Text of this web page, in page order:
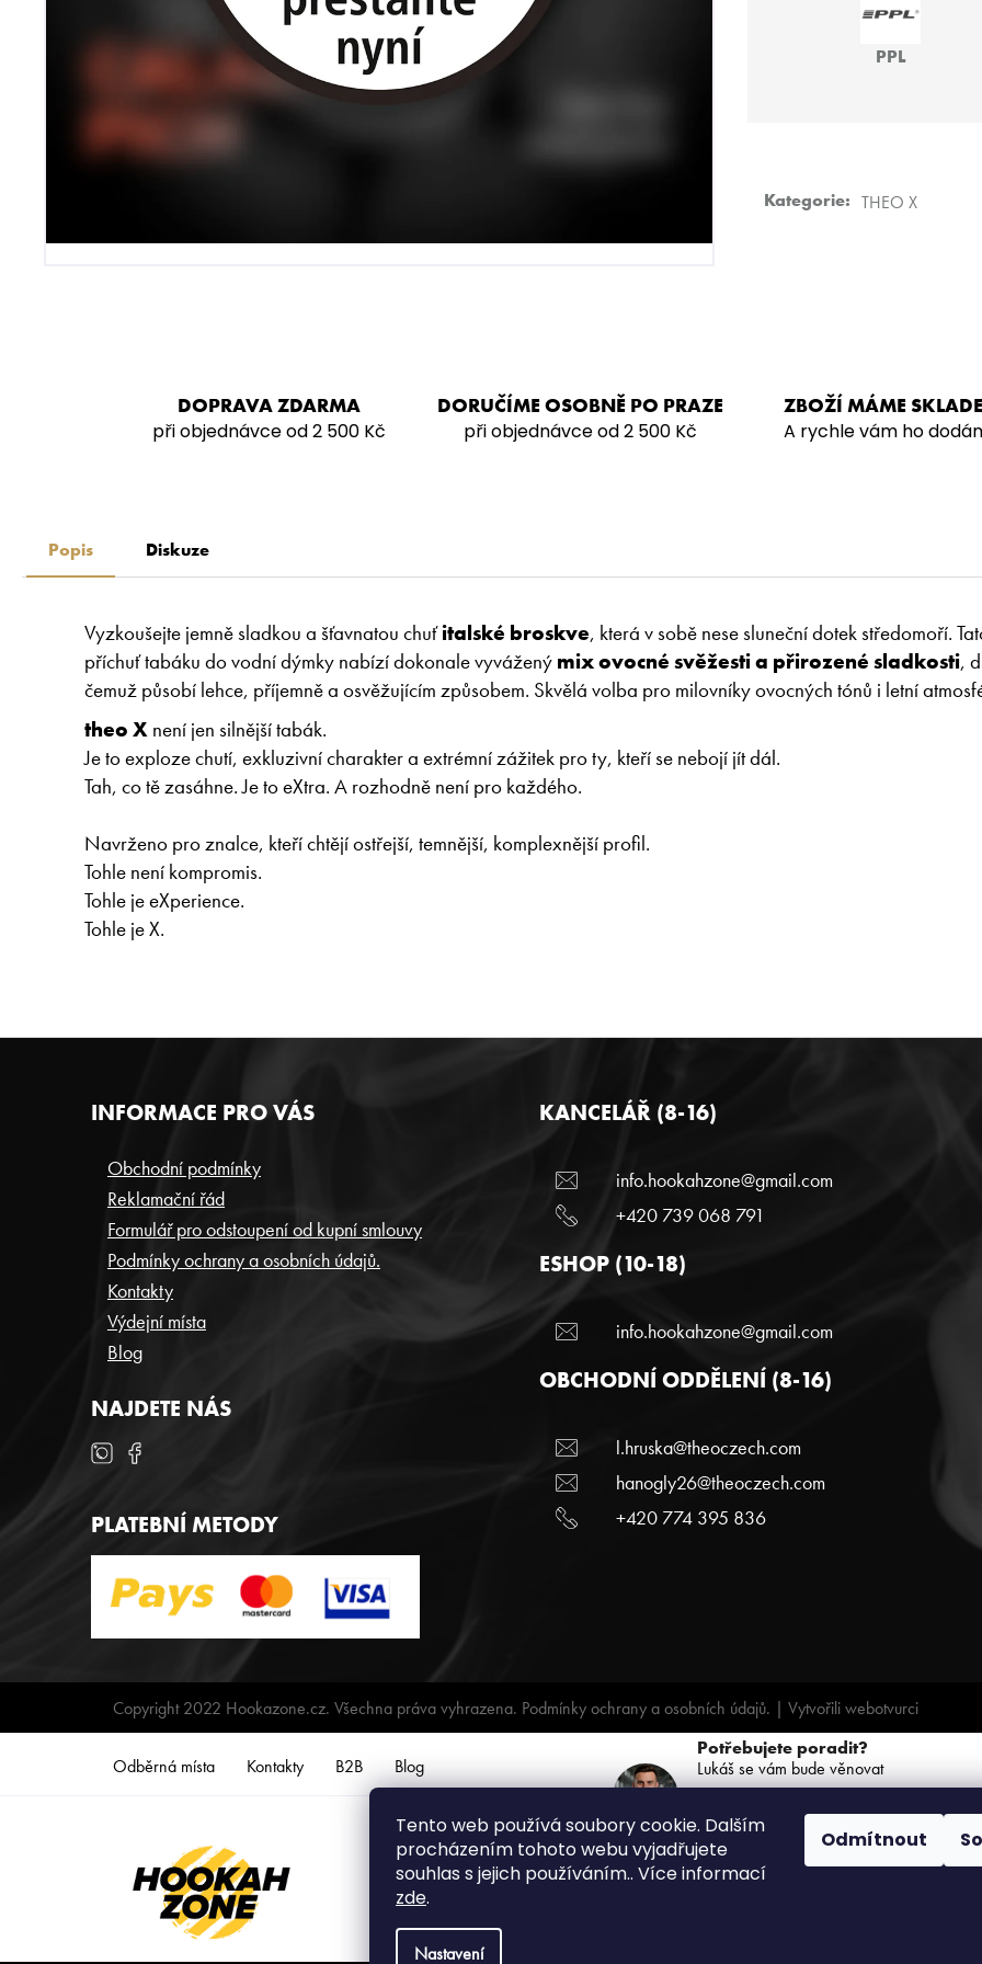
Tento web používá soubory cookie. Dalším
procházením tohoto webu vyjadřujete
souhlas s jejich používáním.. Více informací
zde.
Nastavení
Odmítnout
PPL
Kategorie: THEO X
DOPRAVA ZDARMA
při objednávce od 2 500 Kč
DORUČÍME OSOBNĚ PO PRAZE
při objednávce od 2 500 Kč
ZBOŽÍ MÁME
A rychle vám ho
Popis Diskuze
Vyzkoušejte jemně sladkou a šťavnatou chuťitalské broskve, která v sobě nese sluneční dotek středomoří.
příchuť tabáku do vodní dýmky nabízí dokonale vyvážený mix ovocné svěžesti a přirozené sladkosti,
čemuž působí lehce, příjemně a osvěžujícím způsobem. Skvělá volba pro milovníky ovocných tónů i letní
theo X není jen silnější tabák.
Je to exploze chutí, exkluzivní charakter a extrémní zážitek pro ty, kteří se nebojí jít dál.
Tah, co tě zasáhne. Je to eXtra. A rozhodně není pro každého.
Navrženo pro znalce, kteří chtějí ostřejší, temnější, komplexnější profil.
Tohle není kompromis.
Tohle je eXperience.
Tohle je X.
VODNÍ DÝMKA - VZ FREAK
4 990 Kč
HMS BASIC
499 Kč
JO! - POMEL:LA
219 Kč
INFORMACE PRO VÁS
Obchodní podmínky
Reklamační řád
Formulář pro odstoupení od kupní smlouvy
Podmínky ochrany a osobních údajů.
Kontakty
Výdejní místa
Blog
NAJDETE NÁS
PLATEBNÍ METODY
KANCELÁŘ (8-16)
info.hookahzone@gmail.com
+420 739 068 791
ESHOP (10-18)
info.hookahzone@gmail.com
OBCHODNÍ ODDĚLENÍ (8-16)
l.hruska@theoczech.com
hanogly26@theoczech.com
+420 774 395 836
Copyright 2022 Hookazone.cz. Všechna práva vyhrazena. Podmínky ochrany a osobních údajů. | Vytvořiliwebotvurci
Odběrná místa Kontakty B2B Blog
Potřebujete poradit?
Lukáš se vám bude věnovat
(PO-PÁ: 8:00 - 16:00)